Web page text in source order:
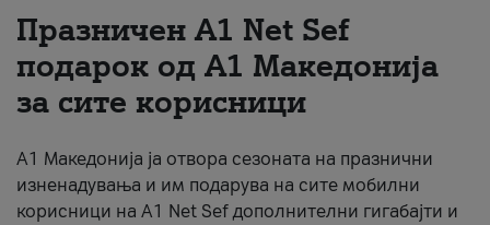
За нас
#ПодобарОнлајн
Празничен A1 Net Sеf
подарок од А1 Македонија
за сите корисници
А1 Македонија ја отвора сезоната на празнични
изненадувања и им подарува на сите мобилни
корисници на A1 Net Sef дополнителни гигабајти и